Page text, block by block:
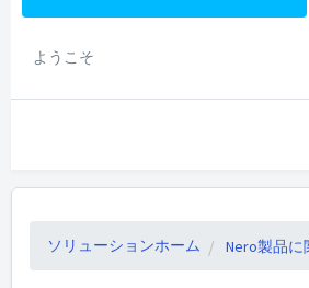
ようこそ
ソリューションホーム Nero製品に